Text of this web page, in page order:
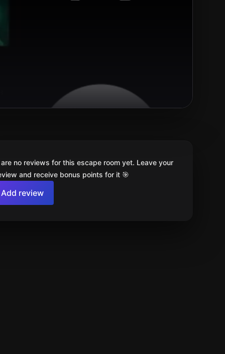
no reviews for this escape room yet. Leave your
and receive bonus points for it 🎯
Add review